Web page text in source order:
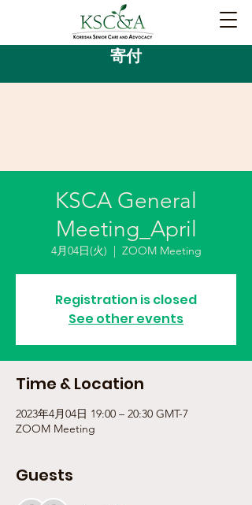
寄付
KSCA General
Meeting_April
4月04日(火)
  |
ZOOM Meeting
Registration is closed
See other events
Time & Location
2023年4月04日 19:00 – 20:30 GMT-7
ZOOM Meeting
Guests